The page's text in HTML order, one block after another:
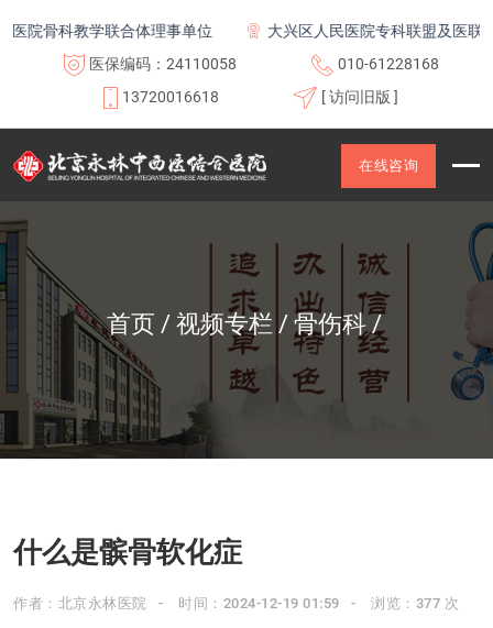
院骨科教学联合体理事单位
大兴区人民医院专科联盟及医联体
医保编码：24110058
010-61228168
13720016618
[ 访问旧版 ]
在线咨询
首页 视频专栏 骨伤科
什么是髌骨软化症
作者：北京永林医院 时间：2024-12-19 01:59 浏览：377 次